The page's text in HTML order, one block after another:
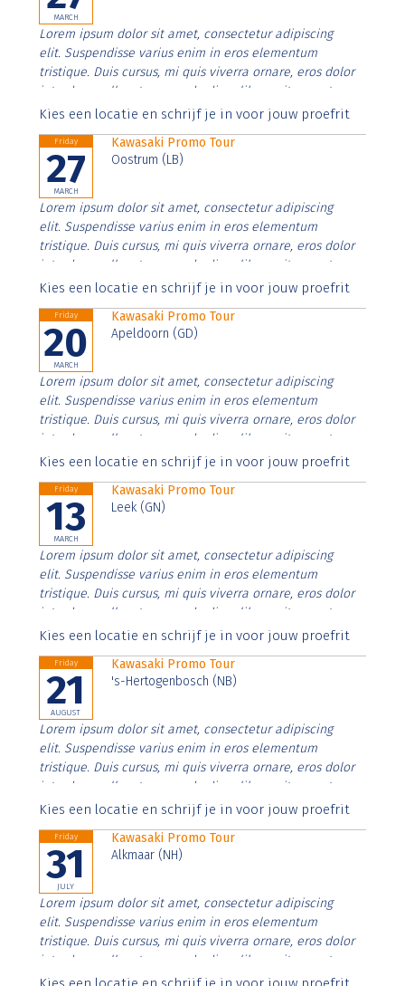
MARCH
Lorem ipsum dolor sit amet, consectetur adipiscing
elit. Suspendisse varius enim in eros elementum
tristique. Duis cursus, mi quis viverra ornare, eros dolor
interdum nulla, ut commodo diam libero vitae erat.
Aenean faucibus nibh et justo cursus id rutrum lorem
Kies een locatie en schrijf je in voor jouw proefrit
Friday
27
MARCH
Kawasaki Promo Tour
Oostrum (LB)
Lorem ipsum dolor sit amet, consectetur adipiscing
elit. Suspendisse varius enim in eros elementum
tristique. Duis cursus, mi quis viverra ornare, eros dolor
interdum nulla, ut commodo diam libero vitae erat.
Aenean faucibus nibh et justo cursus id rutrum lorem
Kies een locatie en schrijf je in voor jouw proefrit
Friday
20
MARCH
Kawasaki Promo Tour
Apeldoorn (GD)
Lorem ipsum dolor sit amet, consectetur adipiscing
elit. Suspendisse varius enim in eros elementum
tristique. Duis cursus, mi quis viverra ornare, eros dolor
interdum nulla, ut commodo diam libero vitae erat.
Aenean faucibus nibh et justo cursus id rutrum lorem
Kies een locatie en schrijf je in voor jouw proefrit
Friday
13
MARCH
Kawasaki Promo Tour
Leek (GN)
Lorem ipsum dolor sit amet, consectetur adipiscing
elit. Suspendisse varius enim in eros elementum
tristique. Duis cursus, mi quis viverra ornare, eros dolor
interdum nulla, ut commodo diam libero vitae erat.
Aenean faucibus nibh et justo cursus id rutrum lorem
Kies een locatie en schrijf je in voor jouw proefrit
Friday
21
AUGUST
Kawasaki Promo Tour
's-Hertogenbosch (NB)
Lorem ipsum dolor sit amet, consectetur adipiscing
elit. Suspendisse varius enim in eros elementum
tristique. Duis cursus, mi quis viverra ornare, eros dolor
interdum nulla, ut commodo diam libero vitae erat.
Aenean faucibus nibh et justo cursus id rutrum lorem
Kies een locatie en schrijf je in voor jouw proefrit
Friday
31
JULY
Kawasaki Promo Tour
Alkmaar (NH)
Lorem ipsum dolor sit amet, consectetur adipiscing
elit. Suspendisse varius enim in eros elementum
tristique. Duis cursus, mi quis viverra ornare, eros dolor
interdum nulla, ut commodo diam libero vitae erat.
Aenean faucibus nibh et justo cursus id rutrum lorem